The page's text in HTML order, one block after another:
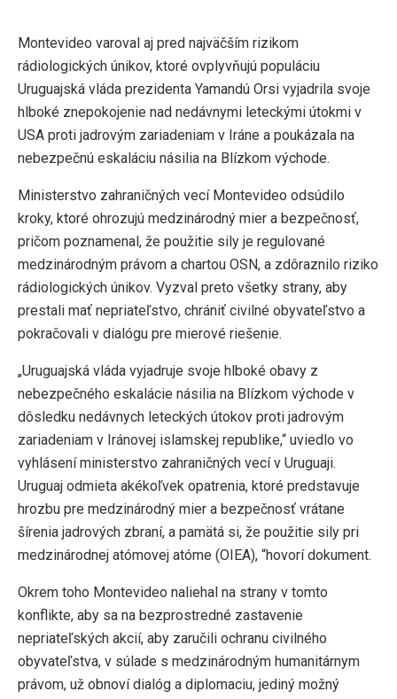
Montevideo varoval aj pred najväčším rizikom
rádiologických únikov, ktoré ovplyvňujú populáciu
Uruguajská vláda prezidenta Yamandú Orsi vyjadrila svoje
hlboké znepokojenie nad nedávnymi leteckými útokmi v
USA proti jadrovým zariadeniam v Iráne a poukázala na
nebezpečnú eskaláciu násilia na Blízkom východe.
Ministerstvo zahraničných vecí Montevideo odsúdilo
kroky, ktoré ohrozujú medzinárodný mier a bezpečnosť,
pričom poznamenal, že použitie sily je regulované
medzinárodným právom a chartou OSN, a zdôraznilo riziko
rádiologických únikov. Vyzval preto všetky strany, aby
prestali mať nepriateľstvo, chrániť civilné obyvateľstvo a
pokračovali v dialógu pre mierové riešenie.
„Uruguajská vláda vyjadruje svoje hlboké obavy z
nebezpečného eskalácie násilia na Blízkom východe v
dôsledku nedávnych leteckých útokov proti jadrovým
zariadeniam v Iránovej islamskej republike,“ uviedlo vo
vyhlásení ministerstvo zahraničných vecí v Uruguaji.
Uruguaj odmieta akékoľvek opatrenia, ktoré predstavuje
hrozbu pre medzinárodný mier a bezpečnosť vrátane
šírenia jadrových zbraní, a pamätá si, že použitie sily pri
medzinárodnej atómovej atóme (OIEA), “hovorí dokument.
Okrem toho Montevideo naliehal na strany v tomto
konflikte, aby sa na bezprostredné zastavenie
nepriateľských akcií, aby zaručili ochranu civilného
obyvateľstva, v súlade s medzinárodným humanitárnym
právom, už obnoví dialóg a diplomaciu, jediný možný